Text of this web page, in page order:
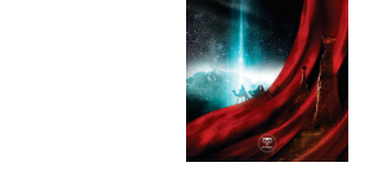
j’ai dit au sujet des tomes précédents : tant l’univers que